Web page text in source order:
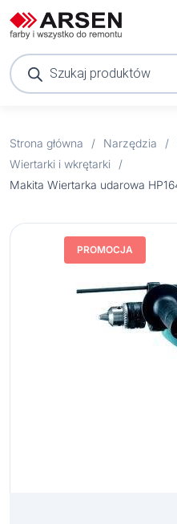
Wyszukiwarka
produktów
Strona główna / Narzędzia /
Wiertarki i wkrętarki
/
PROMOCJA